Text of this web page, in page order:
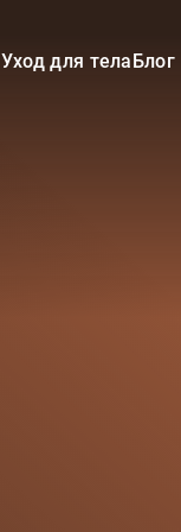
Уход для телаБлог